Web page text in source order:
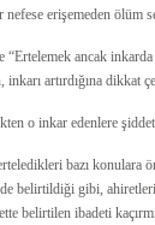
nefese erişemeden
“Ertelemek ancak
artırdığına dikkat
o inkar edenlere
bazı
belirtildiği gibi,
belirtilen ibadeti